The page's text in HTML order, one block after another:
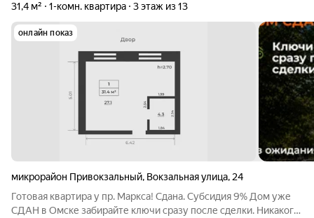
31,4 м² 1-комн. квартира 3 этаж из 13
онлайн показ
микрорайон Привокзальный, Вокзальная улица, 24
Готовая квартира у пр. Маркса! Сдана. Субсидия 9% Дом уже
СДАН в Омске забирайте ключи сразу после сделки. Никакого